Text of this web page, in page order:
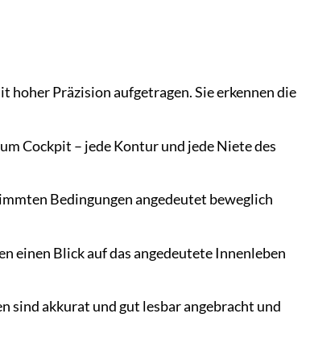
Präzision aufgetragen. Sie erkennen die
Cockpit – jede Kontur und jede Niete des
Bedingungen angedeutet beweglich
einen Blick auf das angedeutete Innenleben
sind akkurat und gut lesbar angebracht und